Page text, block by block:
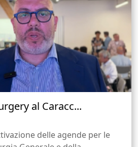
al Caracc...
delle agende per le